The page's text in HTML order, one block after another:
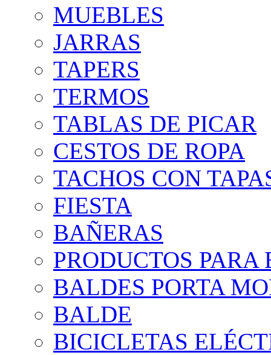
MUEBLES
JARRAS
TAPERS
TERMOS
TABLAS DE PICAR
CESTOS DE ROPA
TACHOS CON
FIESTA
BAÑERAS
PRODUCTOS PARA
BALDES PORTA
BALDE
BICICLETAS